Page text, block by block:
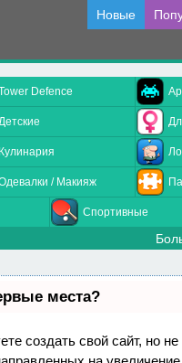
Новые
Defence
Кулинария
/ Макияж
Спортивные
места?
создать свой сайт, но